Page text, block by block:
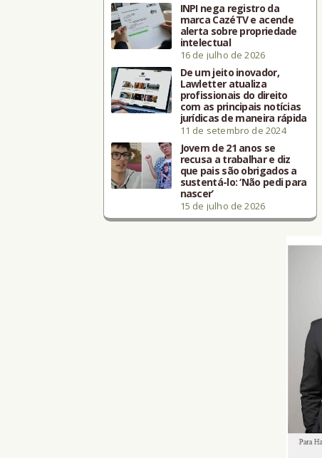
INPI nega registro da
marca CazéTV e acende
alerta sobre propriedade
intelectual
16 de julho de 2026
De um jeito inovador,
Lawletter atualiza
profissionais do direito
com as principais notícias
jurídicas de maneira rápida
11 de setembro de 2024
Jovem de 21 anos se
recusa a trabalhar e diz
que pais são obrigados a
sustentá-lo: ‘Não pedi para
nascer’
15 de julho de 2026